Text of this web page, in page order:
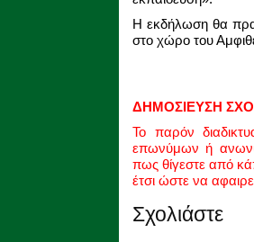
Η εκδήλωση θα
στο χώρο του
ΔΗΜΟΣΙΕΥΣΗ
Το παρόν
επωνύμων ή
πως θίγεστε από
έτσι ώστε να
Σχολιάστε